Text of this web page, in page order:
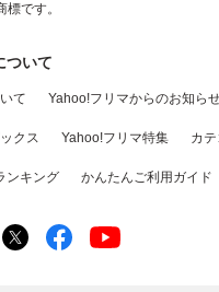
です。
ついて
て Yahoo!フリマからのお知ら
クス Yahoo!フリマ特集 カ
ンキング かんたんご利用ガイド